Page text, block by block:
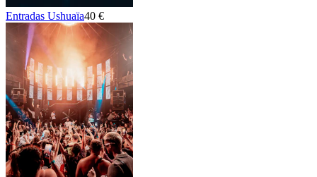
Entradas Ushuaïa40 €